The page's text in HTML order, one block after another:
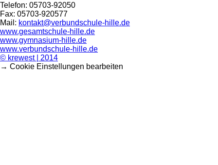
Telefon: 05703-92050
Fax: 05703-920577
Mail: kontakt@verbundschule-hille.de
www.gesamtschule-hille.de
www.gymnasium-hille.de
www.verbundschule-hille.de
© krewest | 2014
→ Cookie Einstellungen bearbeiten